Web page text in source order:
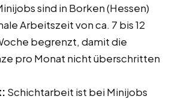
sind in Borken (Hessen)
Arbeitszeit von ca. 7 bis 12
begrenzt, damit die
pro Monat nicht überschritten
Schichtarbeit ist bei Minijobs